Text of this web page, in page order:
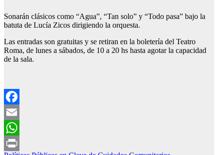
Sonarán clásicos como “Agua”, “Tan solo” y “Todo pasa” bajo la
batuta de Lucía Zicos dirigiendo la orquesta.
Las entradas son gratuitas y se retiran en la boletería del Teatro
Roma, de lunes a sábados, de 10 a 20 hs hasta agotar la capacidad
de la sala.
Facebook
Email
WhatsApp